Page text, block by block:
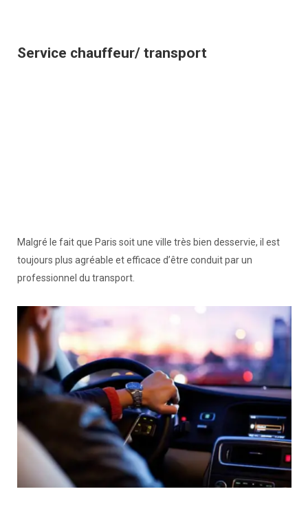
Service chauffeur/ transport
Malgré le fait que Paris soit une ville très bien desservie, il est
toujours plus agréable et efficace d’être conduit par un
professionnel du transport.